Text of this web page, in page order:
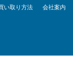
い取り方法 会社案内